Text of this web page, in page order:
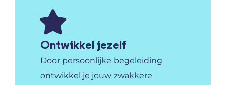
Ontwikkel jezelf
Door persoonlijke begeleiding
ontwikkel je jouw zwakkere